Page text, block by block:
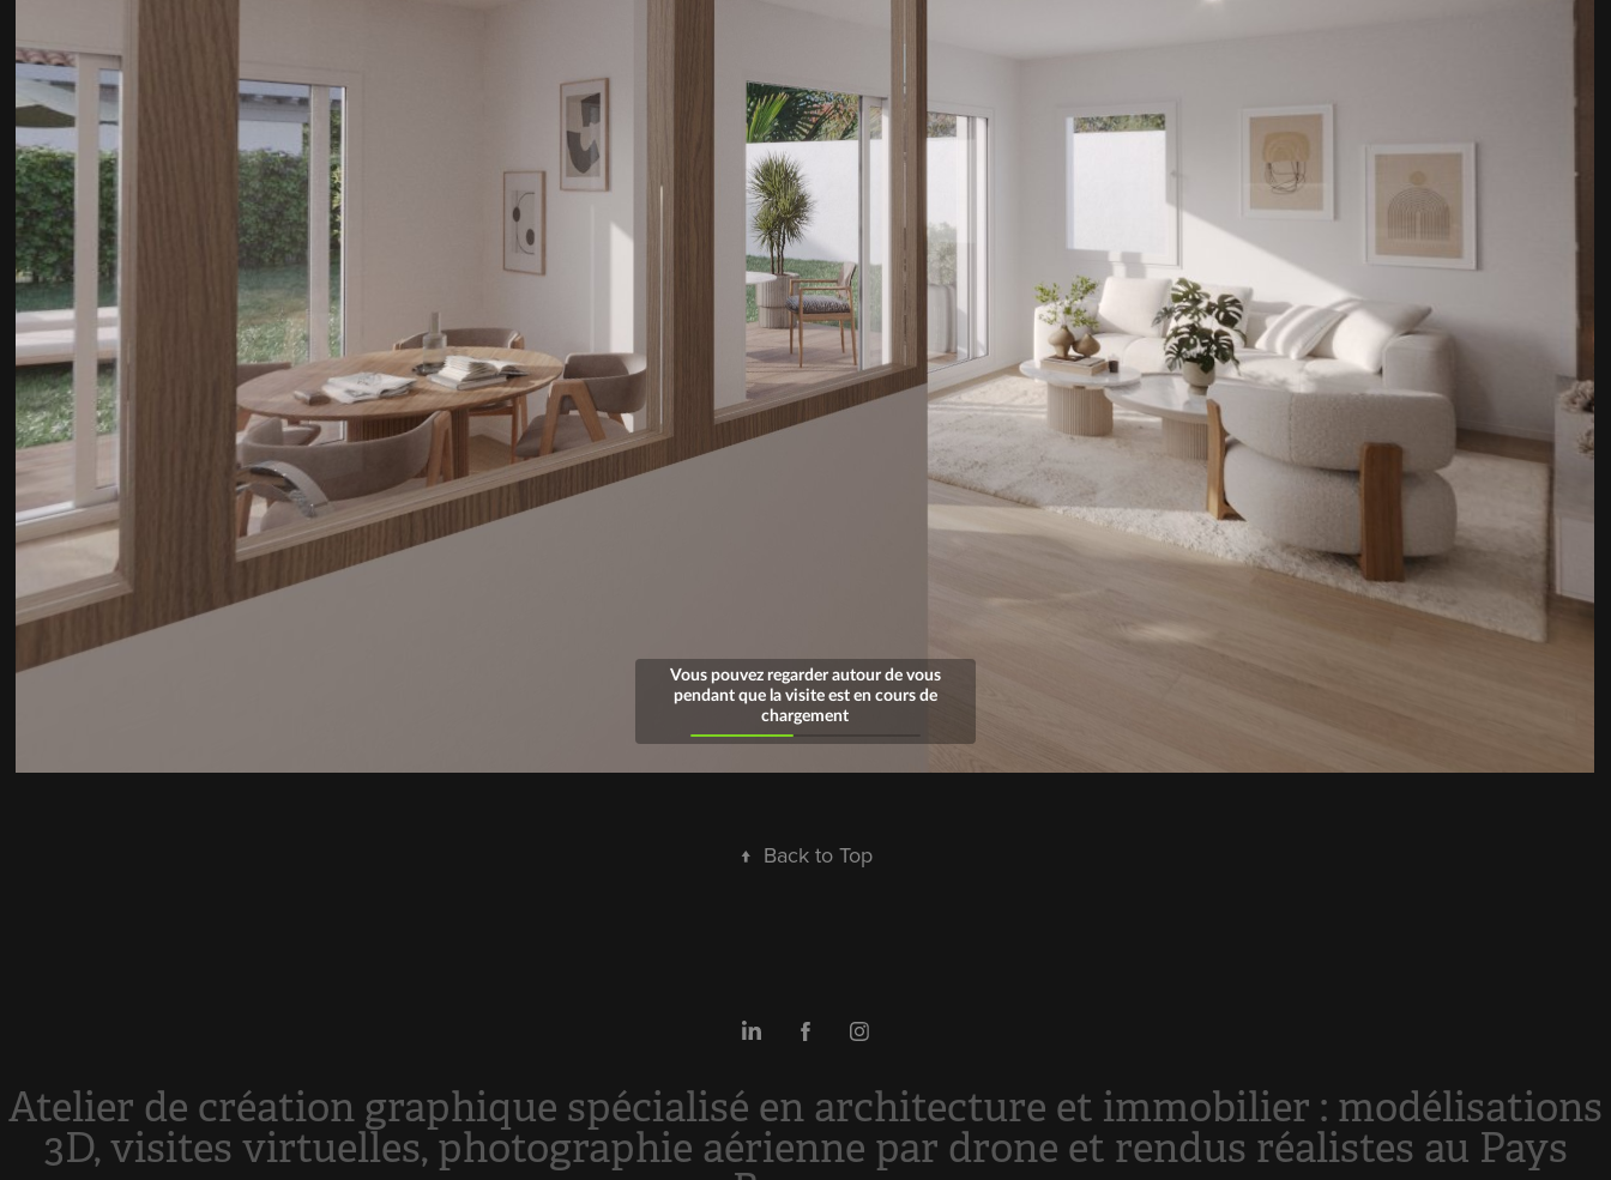
↑ Back to Top
Atelier de création graphique spécialisé en architecture et immobilier : modélisations
3D, visites virtuelles, photographie aérienne par drone et rendus réalistes au Pays